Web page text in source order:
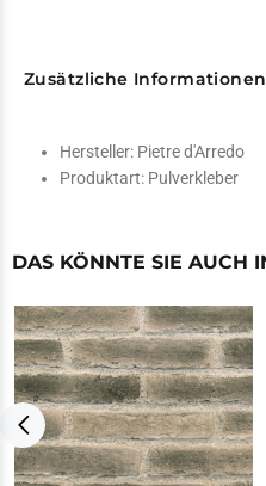
Zusätzliche Informationen
Hersteller: Pietre d'Arredo
Produktart: Pulverkleber
DAS KÖNNTE SIE AUCH